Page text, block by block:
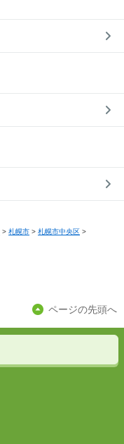
> 札幌市 > 札幌市中央区 >
ページの先頭へ